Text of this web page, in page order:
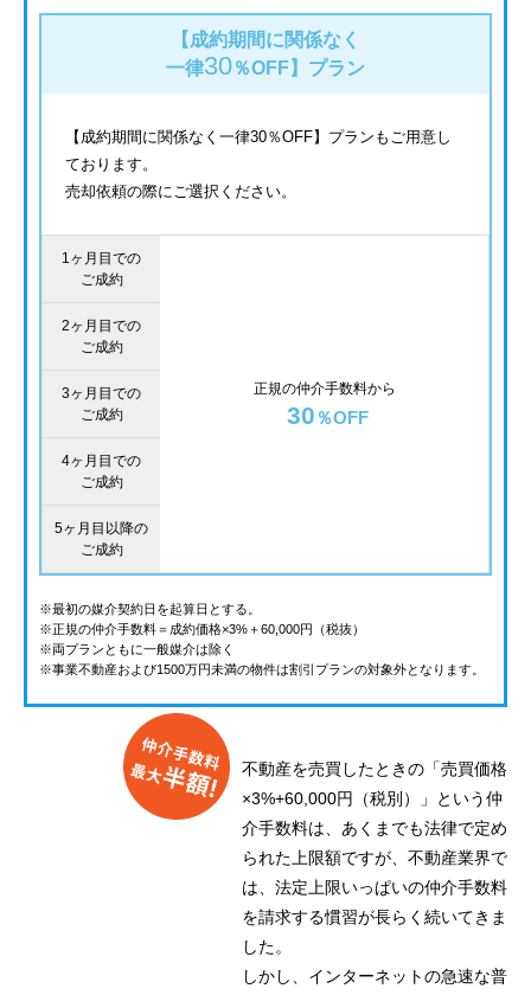
【成約期間に関係なく
一律30％OFF】 プラン
【成約期間に関係なく一律30％OFF】プランもご用意し
ております。
売却依頼の際にご選択ください。
1ヶ月目での
ご成約
正規の仲介手数料から
30 ％OFF
2ヶ月目での
ご成約
3ヶ月目での
ご成約
4ヶ月目での
ご成約
5ヶ月目以降の
ご成約
※最初の媒介契約日を起算日とする。
※正規の仲介手数料＝成約価格×3%＋60,000円（税抜）
※両プランともに一般媒介は除く
※事業不動産および1500万円未満の物件は割引プランの対象外となります。
不動産を売買したときの「売買価格
×3%+60,000円（税別）」という仲
介手数料は、あくまでも法律で定め
られた上限額ですが、不動産業界で
は、法定上限いっぱいの仲介手数料
を請求する慣習が長らく続いてきま
した。
しかし、インターネットの急速な普